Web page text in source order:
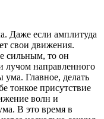
Даже если амплитуда
свои движения.
сильным, то он
лучом направленного
Главное, делать
тонкое присутствие
волн и
В это время в